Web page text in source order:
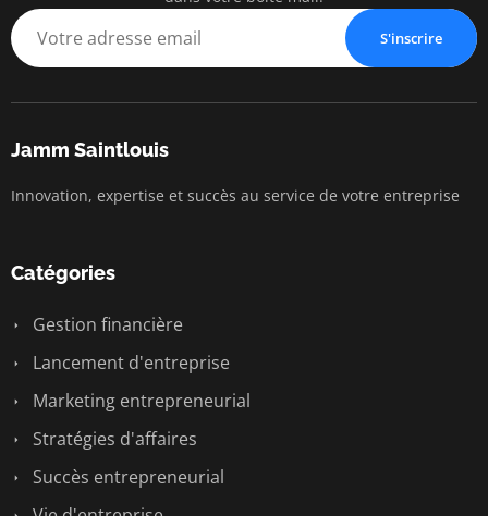
S'inscrire
Jamm Saintlouis
Innovation, expertise et succès au service de votre entreprise
Catégories
Gestion financière
Lancement d'entreprise
Marketing entrepreneurial
Stratégies d'affaires
Succès entrepreneurial